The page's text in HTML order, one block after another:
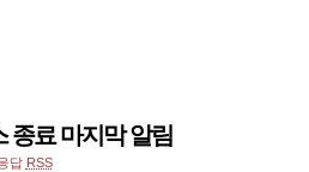
종료 마지막 알림
답 RSS